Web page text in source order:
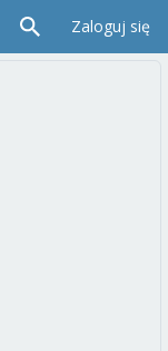
Zaloguj się